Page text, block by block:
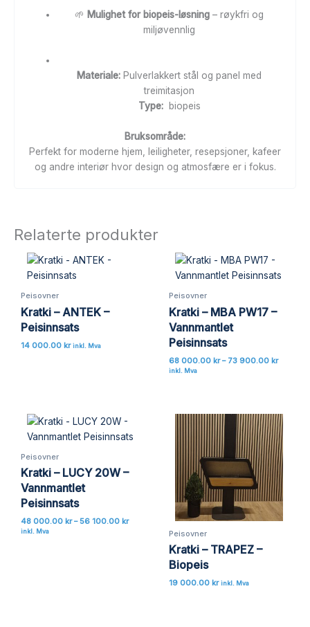
🌱 Mulighet for biopeis-løsning – røykfri og
miljøvennlig
Materiale: Pulverlakkert stål og panel med
treimitasjon
Type:biopeis
Bruksområde:
Perfekt for moderne hjem, leiligheter, resepsjoner, kafeer
og andre interiør hvor design og atmosfære er i fokus.
Relaterte produkter
Peisovner
Kratki – ANTEK –
Peisinnsats
14 000.00 kr inkl. Mva
Peisovner
Kratki – MBA PW17 –
Vannmantlet
Peisinnsats
68 000.00 kr – 73 900.00 kr
000.00
inkl. Mva
Peisovner
Kratki – LUCY 20W –
Vannmantlet
Peisinnsats
48 000.00 kr – 56 100.00 kr
000.00 kr
inkl. Mva Peisovner
Kratki – TRAPEZ –
Biopeis
19 000.00 kr inkl. Mva